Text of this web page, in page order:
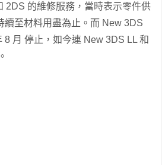
2DS 的維修服務，當時表示零件供
續至材料用盡為止。而 New 3DS
8 月 停止，如今連 New 3DS LL 和